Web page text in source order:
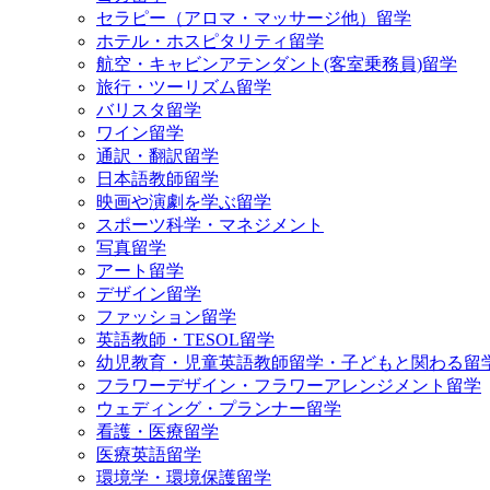
セラピー（アロマ・マッサージ他）留学
ホテル・ホスピタリティ留学
航空・キャビンアテンダント(客室乗務員)留学
旅行・ツーリズム留学
バリスタ留学
ワイン留学
通訳・翻訳留学
日本語教師留学
映画や演劇を学ぶ留学
スポーツ科学・マネジメント
写真留学
アート留学
デザイン留学
ファッション留学
英語教師・TESOL留学
幼児教育・児童英語教師留学・子どもと関わる留
フラワーデザイン・フラワーアレンジメント留学
ウェディング・プランナー留学
看護・医療留学
医療英語留学
環境学・環境保護留学